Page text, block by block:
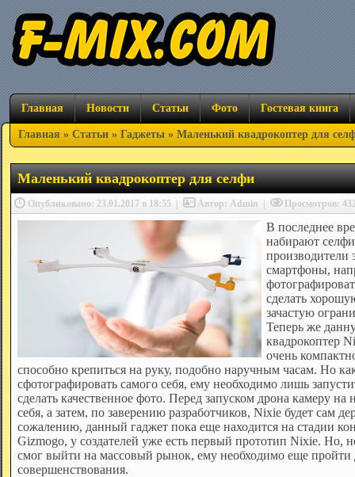
Главная Новости Статьи Фото Гостевая книга
Главная » Статьи » Гаджеты » Маленький квадрокоптер для
Маленький квадрокоптер для селфи
Опубликовано: 23.01.2017 в 18:55 Автор: Admin Просмотров:
В последнее
набирают
производители
смартфоны,
сделать
зачастую
Теперь же
квадрокоптер
очень
способно крепиться на руку, подобно наручным часам. Но
сфотографировать самого себя, ему необходимо лишь
сделать качественное фото. Перед запуском дрона камеру
себя, а затем, по заверению разработчиков, Nixie будет сам
сожалению, данный гаджет пока еще находится на стадии
Gizmogo, у создателей уже есть первый прототип Nixie. Но,
смог выйти на массовый рынок, ему необходимо еще пройти
совершенствования.